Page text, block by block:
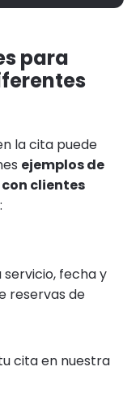
para
la cita puede
ejemplos de
clientes
servicio, fecha y
reservas de
cita en nuestra